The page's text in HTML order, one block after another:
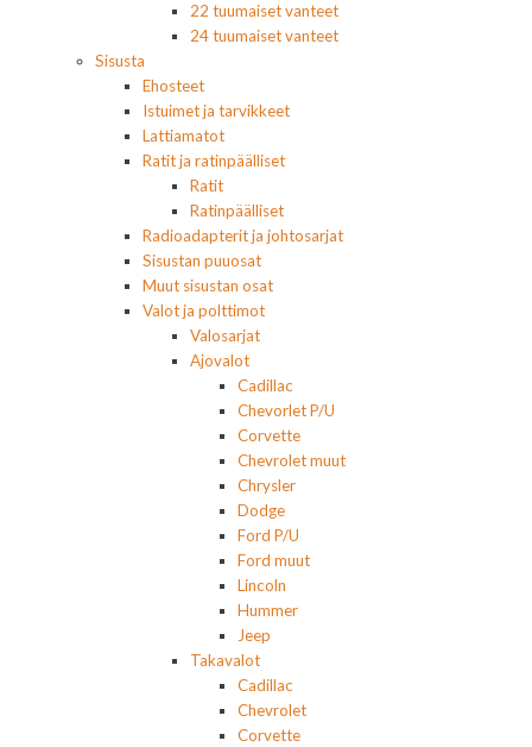
22 tuumaiset vanteet
24 tuumaiset vanteet
Sisusta
Ehosteet
Istuimet ja tarvikkeet
Lattiamatot
Ratit ja ratinpäälliset
Ratit
Ratinpäälliset
Radioadapterit ja johtosarjat
Sisustan puuosat
Muut sisustan osat
Valot ja polttimot
Valosarjat
Ajovalot
Cadillac
Chevorlet P/U
Corvette
Chevrolet muut
Chrysler
Dodge
Ford P/U
Ford muut
Lincoln
Hummer
Jeep
Takavalot
Cadillac
Chevrolet
Corvette